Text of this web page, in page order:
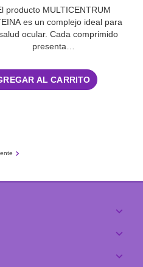
producto MULTICENTRUM
es un complejo ideal para
ocular. Cada comprimido
presenta…
AL CARRITO